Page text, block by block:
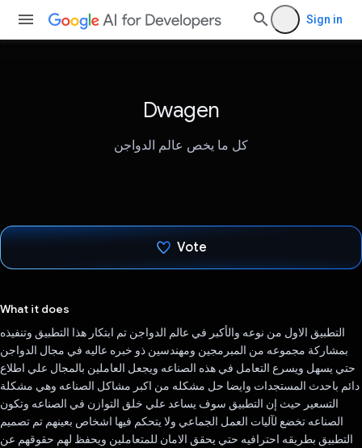
Sign in
Dwagen
كل ما يخص عالم الدواجن
Vote
What it does
التطبيق الاول من نوعه والأكبر في عالم الدواجن تم ابتكار هذا التطبيق وتنفيذه
بمشاركة مجموعه من المبرمجين ومهندسين ذو خبره عاليه في مجال الدواجن
حتي يسهل ويسرع التعامل في هذه الصناعه ويجعل العاملين بالمجال علي اطلاع
دائم باحدث المستجدات وايضا حل مشكله من اكبر مشاكل الصناعه وهي مشكلة
التسعير حيث إن التطبيق سوف يساعد علي خلق التوازن في الصناعه وتكون
الصناعه تخضع لآليات العمل الجماعي ولا يتحكم فيها اشخاص بعينهم تم تصميم
التطبيق بطريقه احترافيه حتي يحقق الامان للمتعاملين ويحفظ لهم حقوقهم عن